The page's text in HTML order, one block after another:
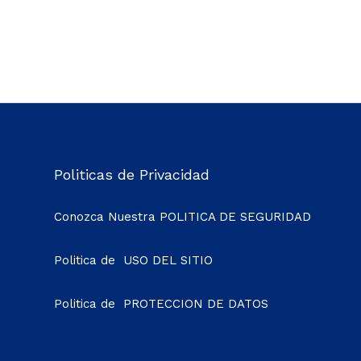
Politicas de Privacidad
Conozca Nuestra POLITICA DE SEGURIDAD
Politica de USO DEL SITIO
Politica de PROTECCION DE DATOS